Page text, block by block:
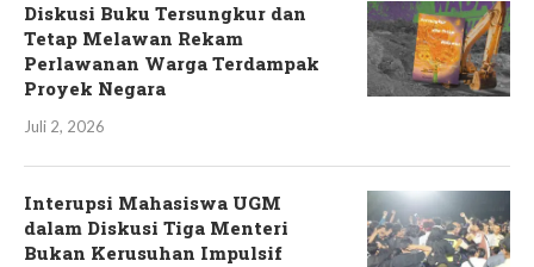
Diskusi Buku Tersungkur dan
Tetap Melawan Rekam
Perlawanan Warga Terdampak
Proyek Negara
Juli 2, 2026
Interupsi Mahasiswa UGM
dalam Diskusi Tiga Menteri
Bukan Kerusuhan Impulsif